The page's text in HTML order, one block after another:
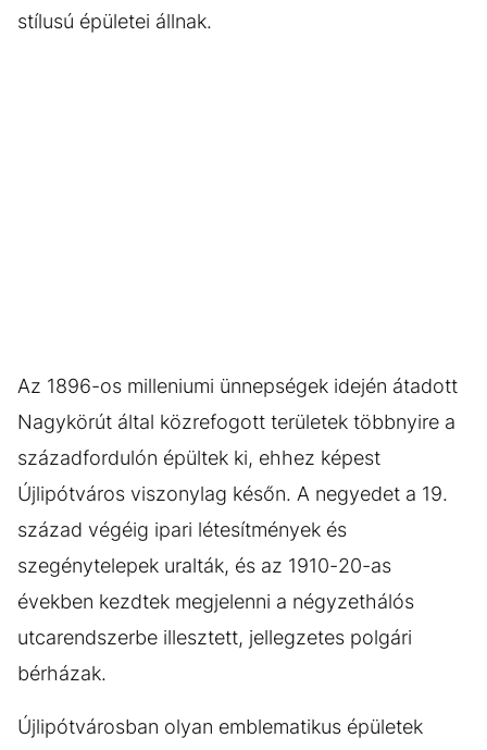
stílusú épületei állnak.
Az 1896-os milleniumi ünnepségek idején átadott
Nagykörút által közrefogott területek többnyire a
századfordulón épültek ki, ehhez képest
Újlipótváros viszonylag későn. A negyedet a 19.
század végéig ipari létesítmények és
szegénytelepek uralták, és az 1910-20-as
években kezdtek megjelenni a négyzethálós
utcarendszerbe illesztett, jellegzetes polgári
bérházak.
Újlipótvárosban olyan emblematikus épületek